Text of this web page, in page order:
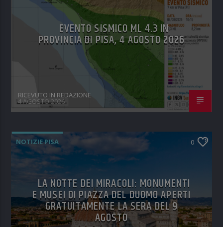
EVENTO SISMICO ML 4.3 IN
PROVINCIA DI PISA, 4 AGOSTO 2026
RICEVUTO IN REDAZIONE
4 AGOSTO 2026
NOTIZIE PISA 0
LA NOTTE DEI MIRACOLI: MONUMENTI
E MUSEI DI PIAZZA DEL DUOMO APERTI
GRATUITAMENTE LA SERA DEL 9
AGOSTO